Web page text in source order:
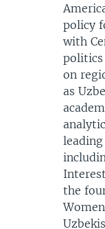
policy
with
politics
on
as
the